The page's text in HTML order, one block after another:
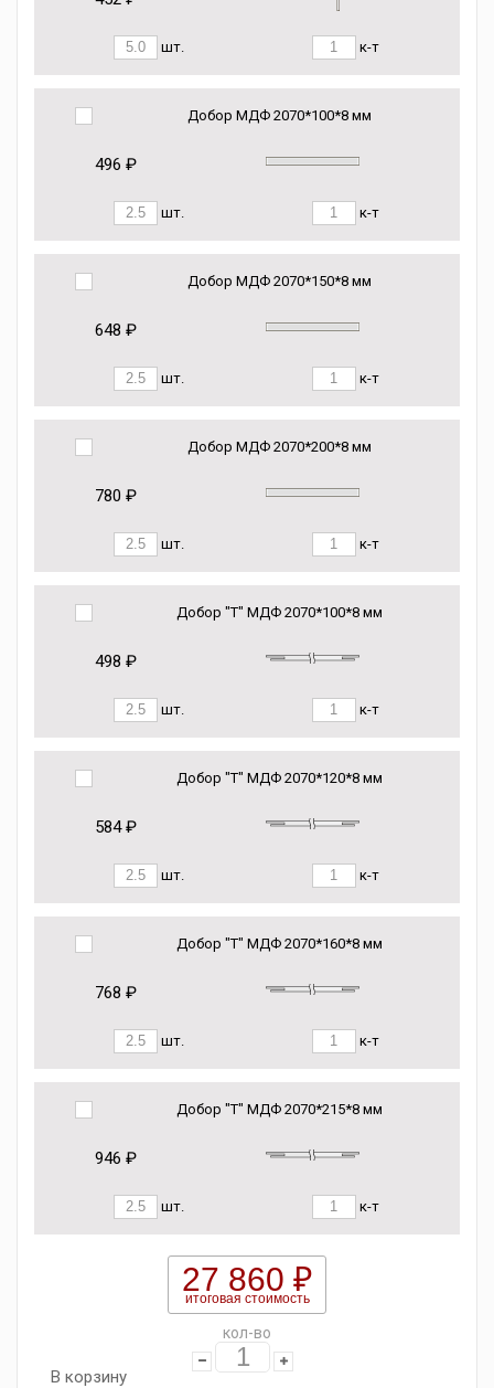
шт. к-т
Добор МДФ 2070*100*8 мм
496 ₽
шт. к-т
Добор МДФ 2070*150*8 мм
648 ₽
шт. к-т
Добор МДФ 2070*200*8 мм
780 ₽
шт. к-т
Добор "Т" МДФ 2070*100*8 мм
498 ₽
шт. к-т
Добор "Т" МДФ 2070*120*8 мм
584 ₽
шт. к-т
Добор "Т" МДФ 2070*160*8 мм
768 ₽
шт. к-т
Добор "Т" МДФ 2070*215*8 мм
946 ₽
шт. к-т
27 860 ₽
итоговая стоимость
кол-во
В корзину